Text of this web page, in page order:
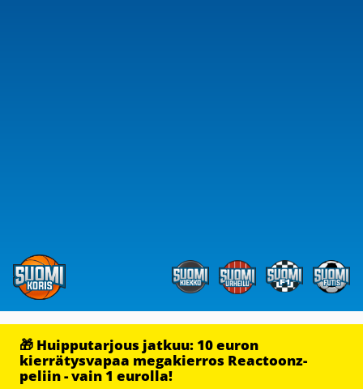
🎁 Huipputarjous jatkuu: 10 euron
kierrätysvapaa megakierros Reactoonz-
peliin - vain 1 eurolla!